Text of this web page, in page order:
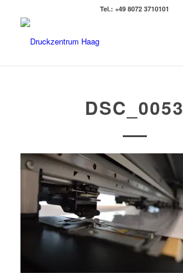
Tel.: +49 8072 3710101
DSC_0053